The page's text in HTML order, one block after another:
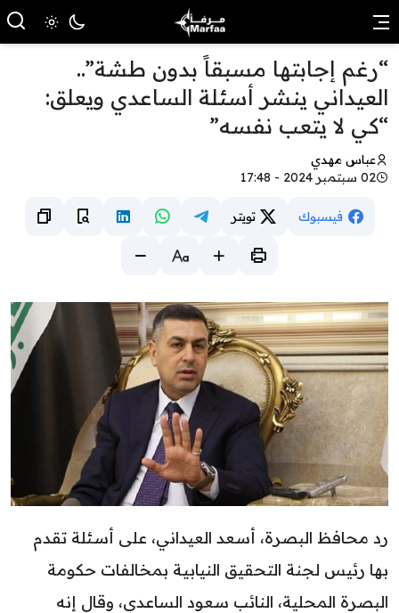
“رغم إجابتها مسبقاً بدون طشة”..
العيداني ينشر أسئلة الساعدي ويعلق:
“كي لا يتعب نفسه”
عباس مهدي
02 سبتمبر 2024 - 17:48
فيسبوك تويتر
رد محافظ البصرة، أسعد العيداني، على أسئلة تقدم
بها رئيس لجنة التحقيق النيابية بمخالفات حكومة
البصرة المحلية، النائب سعود الساعدي، وقال إنه